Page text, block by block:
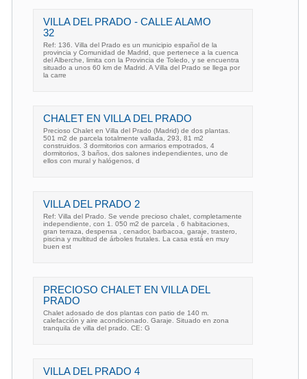
VILLA DEL PRADO - CALLE ALAMO
32
Ref: 136. Villa del Prado es un municipio español de la
provincia y Comunidad de Madrid, que pertenece a la cuenca
del Alberche, limita con la Provincia de Toledo, y se encuentra
situado a unos 60 km de Madrid. A Villa del Prado se llega por
la carre
CHALET EN VILLA DEL PRADO
Precioso Chalet en Villa del Prado (Madrid) de dos plantas.
501 m2 de parcela totalmente vallada, 293, 81 m2
construidos. 3 dormitorios con armarios empotrados, 4
dormitorios, 3 baños, dos salones independientes, uno de
ellos con mural y halógenos, d
VILLA DEL PRADO 2
Ref: Villa del Prado. Se vende precioso chalet, completamente
independiente, con 1. 050 m2 de parcela , 6 habitaciones,
gran terraza, despensa , cenador, barbacoa, garaje, trastero,
piscina y multitud de árboles frutales. La casa está en muy
buen est
PRECIOSO CHALET EN VILLA DEL
PRADO
Chalet adosado de dos plantas con patio de 140 m.
calefacción y aire acondicionado. Garaje. Situado en zona
tranquila de villa del prado. CE: G
VILLA DEL PRADO 4